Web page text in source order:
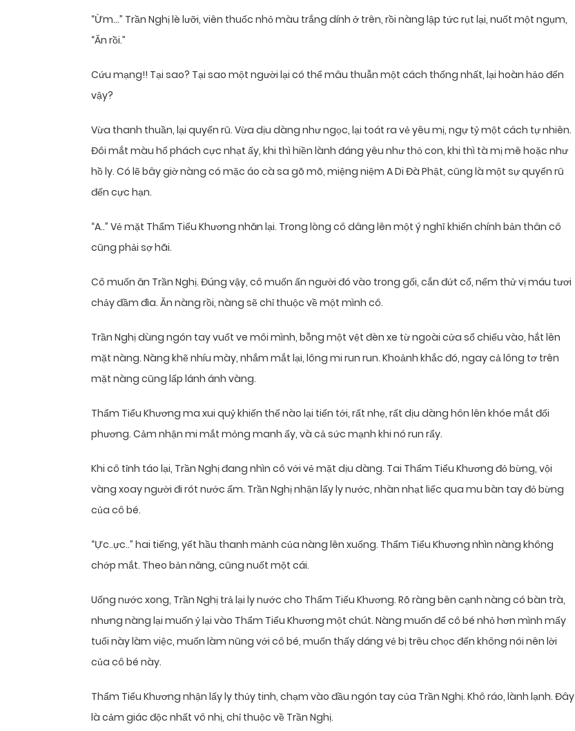
“Ừm…” Trần Nghị lè lưỡi, viên thuốc nhỏ màu trắng dính ở trên, rồi nàng lập tức rụt lại, nuốt một ngụm,
“Ăn rồi.”
Cứu mạng!! Tại sao? Tại sao một người lại có thể mâu thuẫn một cách thống nhất, lại hoàn hảo đến
vậy?
Vừa thanh thuần, lại quyến rũ. Vừa dịu dàng như ngọc, lại toát ra vẻ yêu mị, ngự tỷ một cách tự nhiên.
Đôi mắt màu hổ phách cực nhạt ấy, khi thì hiền lành đáng yêu như thỏ con, khi thì tà mị mê hoặc như
hồ ly. Có lẽ bây giờ nàng có mặc áo cà sa gõ mõ, miệng niệm A Di Đà Phật, cũng là một sự quyến rũ
đến cực hạn.
“A..” Vẻ mặt Thẩm Tiểu Khương nhăn lại. Trong lòng cô dâng lên một ý nghĩ khiến chính bản thân cô
cũng phải sợ hãi.
Cô muốn ăn Trần Nghị. Đúng vậy, cô muốn ấn người đó vào trong gối, cắn đứt cổ, nếm thử vị máu tươi
chảy đầm đìa. Ăn nàng rồi, nàng sẽ chỉ thuộc về một mình cô.
Trần Nghị dùng ngón tay vuốt ve môi mình, bỗng một vệt đèn xe từ ngoài cửa sổ chiếu vào, hắt lên
mặt nàng. Nàng khẽ nhíu mày, nhắm mắt lại, lông mi run run. Khoảnh khắc đó, ngay cả lông tơ trên
mặt nàng cũng lấp lánh ánh vàng.
Thẩm Tiểu Khương ma xui quỷ khiến thế nào lại tiến tới, rất nhẹ, rất dịu dàng hôn lên khóe mắt đối
phương. Cảm nhận mi mắt mỏng manh ấy, và cả sức mạnh khi nó run rẩy.
Khi cô tỉnh táo lại, Trần Nghị đang nhìn cô với vẻ mặt dịu dàng. Tai Thẩm Tiểu Khương đỏ bừng, vội
vàng xoay người đi rót nước ấm. Trần Nghị nhận lấy ly nước, nhàn nhạt liếc qua mu bàn tay đỏ bừng
của cô bé.
“Ực..ực..” hai tiếng, yết hầu thanh mảnh của nàng lên xuống. Thẩm Tiểu Khương nhìn nàng không
chớp mắt. Theo bản năng, cũng nuốt một cái.
Uống nước xong, Trần Nghị trả lại ly nước cho Thẩm Tiểu Khương. Rõ ràng bên cạnh nàng có bàn trà,
nhưng nàng lại muốn ỷ lại vào Thẩm Tiểu Khương một chút. Nàng muốn để cô bé nhỏ hơn mình mấy
tuổi này làm việc, muốn làm nũng với cô bé, muốn thấy dáng vẻ bị trêu chọc đến không nói nên lời
của cô bé này.
Thẩm Tiểu Khương nhận lấy ly thủy tinh, chạm vào đầu ngón tay của Trần Nghị. Khô ráo, lành lạnh. Đây
là cảm giác độc nhất vô nhị, chỉ thuộc về Trần Nghị.